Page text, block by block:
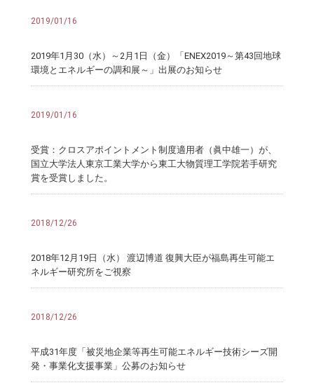
2019/01/16
2019年1月30（水）～2月1日（金）「ENEX2019～第43回地球
環境とエネルギーの調和展～」出展のお知らせ
2019/01/16
受賞：クロスアポイントメント制度適用者（眞中雄一）が、
国立大学法人東京工業大学から東工大物質理工学院若手研究
賞を受賞しました。
2018/12/26
2018年12月19日（水） 渡辺博道 復興大臣が福島再生可能エ
ネルギー研究所をご視察
2018/12/26
平成31年度「被災地企業等再生可能エネルギー技術シーズ開
発・事業化支援事業」公募のお知らせ